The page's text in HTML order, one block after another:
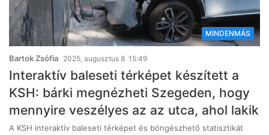
MINDENMÁS
Bartok Zsófia 2025, augusztus 8. 15:49
Interaktív baleseti térképet készített a
KSH: bárki megnézheti Szegeden, hogy
mennyire veszélyes az az utca, ahol lakik
A KSH interaktív baleseti térképet és böngészhető statisztikát